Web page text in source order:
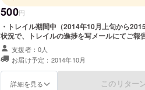
500円
・トレイル期間中（2014年10月上旬から
状況で、トレイルの進捗を写メールにてご報
支援者：0人
お届け予定：2014年10月
詳細を見る このリター